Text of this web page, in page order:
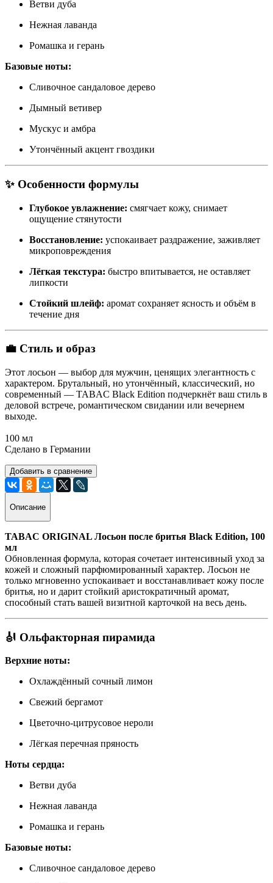
Ветви дуба
Нежная лаванда
Ромашка и герань
Базовые ноты:
Сливочное сандаловое дерево
Дымный ветивер
Мускус и амбра
Утончённый акцент гвоздики
✨ Особенности формулы
Глубокое увлажнение: смягчает кожу, снимает
ощущение стянутости
Восстановление: успокаивает раздражение, заживляет
микроповреждения
Лёгкая текстура: быстро впитывается, не оставляет
липкости
Стойкий шлейф: аромат сохраняет ясность и объём в
течение дня
💼 Стиль и образ
Этот лосьон — выбор для мужчин, ценящих элегантность с
характером. Брутальный, но утончённый, классический, но
современный — TABAC Black Edition подчеркнёт ваш стиль в
деловой встрече, романтическом свидании или вечернем
выходе.
100 мл
Сделано в Германии
Добавить в сравнение
Описание
TABAC ORIGINAL Лосьон после бритья Black Edition, 100
мл
Обновленная формула, которая сочетает интенсивный уход за
кожей и сложный парфюмированный характер. Лосьон не
только мгновенно успокаивает и восстанавливает кожу после
бритья, но и дарит стойкий аристократичный аромат,
способный стать вашей визитной карточкой на весь день.
🎻 Ольфакторная пирамида
Верхние ноты:
Охлаждённый сочный лимон
Свежий бергамот
Цветочно-цитрусовое нероли
Лёгкая перечная пряность
Ноты сердца:
Ветви дуба
Нежная лаванда
Ромашка и герань
Базовые ноты:
Сливочное сандаловое дерево